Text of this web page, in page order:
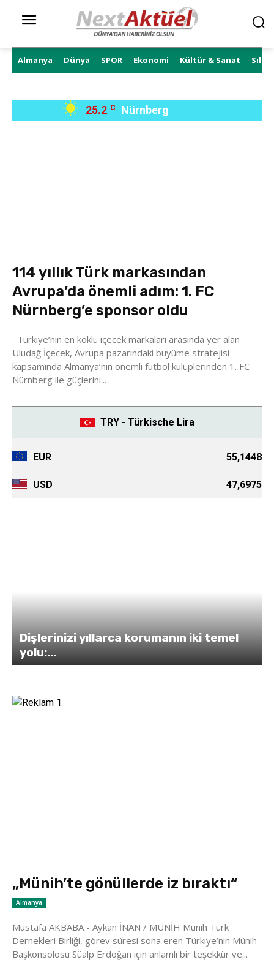
Almanya Dünya SPOR Ekonomi Kültür & Sanat Sıla
25.2 C Nürnberg
114 yıllık Türk markasından
Avrupa’da önemli adım: 1. FC
Nürnberg’e sponsor oldu
Uludağ İçecek, Avrupa pazarındaki büyüme stratejisi
kapsamında Almanya’nın önemli futbol kulüplerinden 1. FC
Nürnberg ile güçlerini...
TRY - Türkische Lira
EUR 55,1448
USD 47,6975
Dişlerinizi yıllarca korumanın iki temel
yolu:...
„Münih’te gönüllerde iz bıraktı“
Almanya
Mustafa AKBABA - Aykan İNAN / MÜNİH Münih Türk
Dernekleri Birliği, görev süresi sona eren Türkiye’nin Münih
Başkonsolosu Süalp Erdoğan için anlamlı bir teşekkür ve...